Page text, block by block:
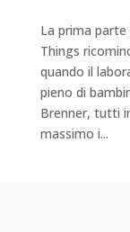
La prima
Things
quando il
pieno di
Brenner, tutti
massimo i...